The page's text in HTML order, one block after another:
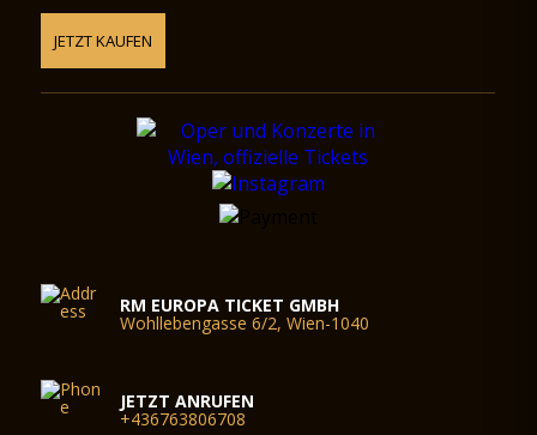
JETZT KAUFEN
RM EUROPA TICKET GMBH
Wohllebengasse 6/2, Wien-1040
JETZT ANRUFEN
+436763806708